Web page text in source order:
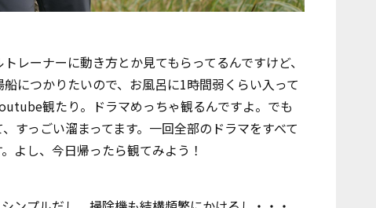
レーナーに動き方とか見てもらってるんですけど、
につかりたいので、お風呂に1時間弱くらい入って
観たり。ドラマめっちゃ観るんですよ。でも
すっごい溜まってます。一回全部のドラマをすべて
よし、今日帰ったら観てみよう！